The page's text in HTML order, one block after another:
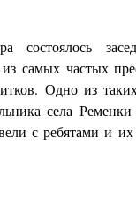
самых частых
Одно из
села
с ребятами и